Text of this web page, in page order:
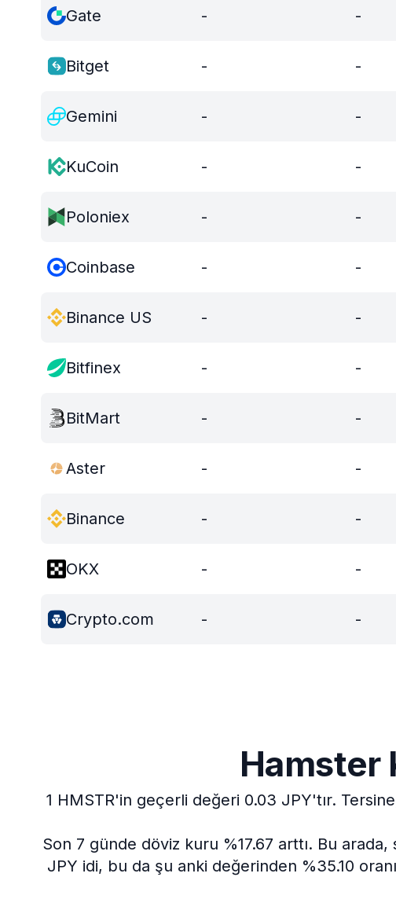
Gate - -
Bitget - -
Gemini - -
KuCoin - -
Poloniex - -
Coinbase - -
Binance US - -
Bitfinex - -
BitMart - -
Aster - -
Binance - -
OKX - -
Crypto.com - -
Hamster
1 HMSTR'in geçerli değeri 0.03 JPY'tır.
Son 7 günde döviz kuru %17.67 arttı. Bu arada,
JPY idi, bu da şu anki değerinden %35.10